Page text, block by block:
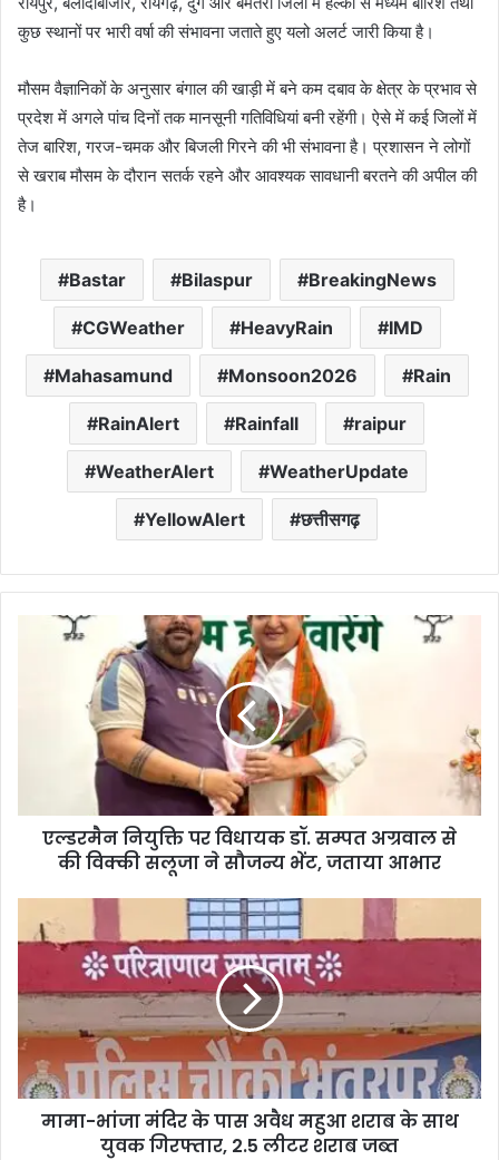
कुछ स्थानों पर भारी वर्षा की संभावना जताते हुए यलो अलर्ट जारी किया है।
मौसम वैज्ञानिकों के अनुसार बंगाल की खाड़ी में बने कम दबाव के क्षेत्र के प्रभाव से
प्रदेश में अगले पांच दिनों तक मानसूनी गतिविधियां बनी रहेंगी। ऐसे में कई जिलों में
तेज बारिश, गरज-चमक और बिजली गिरने की भी संभावना है। प्रशासन ने लोगों
से खराब मौसम के दौरान सतर्क रहने और आवश्यक सावधानी बरतने की अपील की
है।
Bastar Bilaspur BreakingNews
CGWeather HeavyRain IMD
Mahasamund Monsoon2026 Rain
RainAlert Rainfall raipur
WeatherAlert WeatherUpdate
YellowAlert छत्तीसगढ़
एल्डरमैन नियुक्ति पर विधायक डॉ. सम्पत अग्रवाल से
की विक्की सलूजा ने सौजन्य भेंट, जताया आभार
मामा-भांजा मंदिर के पास अवैध महुआ शराब के साथ
युवक गिरफ्तार, 2.5 लीटर शराब जब्त